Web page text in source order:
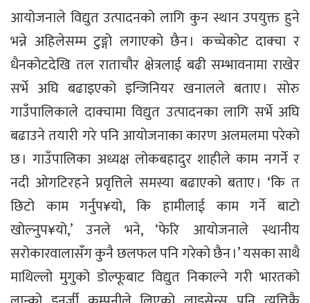
आयोजनाले विद्युत उत्पादनको लागि कुन स्थान उपयुक्त हुने
भन्ने अहिलेसम्म टुङ्गो लगाएको छैन । कच्चेकोट दाक्चा र
धैनकोटदेखि तल राताचौर क्षेत्रलाई बढी सम्भावनामा राखेर
सर्भे अघि बढाइएको इन्जिनियर खनालले बताए । सोरु
गाउँपालिकाले दाक्चामा विद्युत उत्पादनका लागि सर्भे अघि
बढाउने तयारी गरे पनि आयोजनाका कारण अलमलमा परेको
छ । गाउँपालिका अध्यक्ष लोकबहादुर शाहीले काम नगर्ने र
नदी ओगटिरहने प्रवृत्तिले समस्या बढाएको बताए । ‘कि त
छिटो काम गर्नुप¥यो, कि हामीलाई काम गर्ने बाटो
खोल्नुप¥यो,’ उनले भने, ‘फेरि आयोजनाले स्थानीय
सरोकारवालासँग कुनै छलफल पनि गरेको छैन ।’ यसका साथै
माथिल्लो मुगुको डोल्फूबाट विद्युत निकाल्ने गरी भारतको